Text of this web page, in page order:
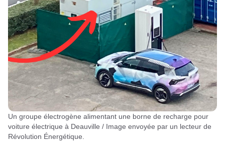
Un groupe électrogène alimentant une borne de recharge pour
voiture électrique à Deauville / Image envoyée par un lecteur de
Révolution Énergétique.